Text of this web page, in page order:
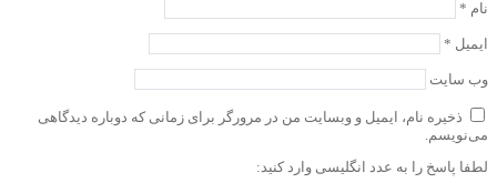
نام *
ایمیل *
وب‌ سایت
ذخیره نام، ایمیل و وبسایت من در مرورگر برای زمانی که دوباره دیدگاهی
می‌نویسم.
لطفا پاسخ را به عدد انگلیسی وارد کنید: